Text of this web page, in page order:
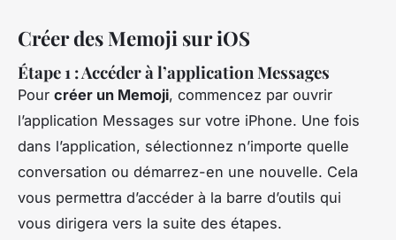
Créer des Memoji sur iOS
Étape 1 : Accéder à l’application Messages
Pour créer un Memoji, commencez par ouvrir
l’application Messages sur votre iPhone. Une fois
dans l’application, sélectionnez n’importe quelle
conversation ou démarrez-en une nouvelle. Cela
vous permettra d’accéder à la barre d’outils qui
vous dirigera vers la suite des étapes.